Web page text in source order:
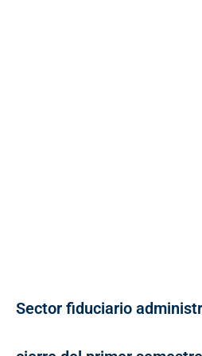
Sector fiduciario